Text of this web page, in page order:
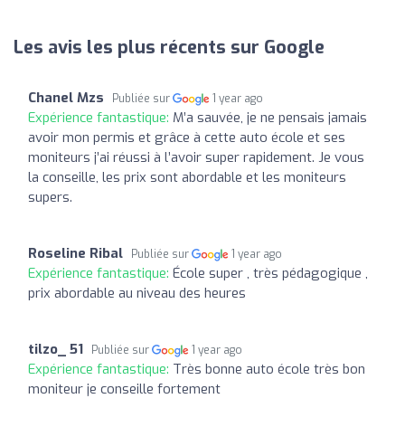
Les avis les plus récents sur Google
Chanel Mzs Publiée sur 1 year ago
Expérience fantastique: M’a sauvée, je ne pensais jamais
avoir mon permis et grâce à cette auto école et ses
moniteurs j’ai réussi à l’avoir super rapidement. Je vous
la conseille, les prix sont abordable et les moniteurs
supers.
Roseline Ribal Publiée sur 1 year ago
Expérience fantastique: École super , très pédagogique ,
prix abordable au niveau des heures
tilzo_ 51 Publiée sur 1 year ago
Expérience fantastique: Très bonne auto école très bon
moniteur je conseille fortement